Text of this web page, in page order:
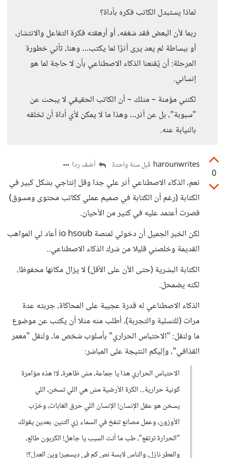
لماذا يستبدل الكاتب فكره بأداة؟
ربما لأن البعض فقد شغفه، أو أرهقته فكرة التفاعل والانتشار،
أو ببساطة لم يعد يرى أثرًا لما يكتب… وهنا، تأتي خطورة
المرحلة: أن يُقنعنا الذكاء الاصطناعي بأن لا حاجة لما هو
إنساني.
لكنني مؤمنة – مثلك – أن الكاتب الحقيقي لا يبحث عن
"سبوبة"، بل عن أثر… وهذا ما لا يمكن لأي أداة أن تخلقه
بالنيابة عنه.
0
harounwrites قبل سنة واحدة أضف ردا
نعم، الذكاء الاصطناعي أثر علي جدا وقل إنتاجي بشكل كبير في
الكتابة (رغم أن الكتابة في صميم عملي ككاتب محتوى ومسوق)
فصرت أعتمد عليه في كثير من الأحيان.
لكن الخبر الجميل أن دخولي لمنصة io hsoub أعاد لي المواهب
القديمة وخلصني قليلا من شرك الذكاء الاصطناعي..
الكتابة البشرية (حتى الآن على الأقل) لا يزال مكانها محفوظا،
لكنه يضمحل.
الذكاء الاصطناعي له قدرة عجيبة على المحاكاة، جربته عدة
مرات (للتسلية والتجربة)، أطلب منه مثلا أن يكتب عن موضوع
ما ولنقل: "الاحتباس الحراري" بأسلوب شخص ما، ولنقل "معمر
القذافي"، وإليكم النتيجة على المباشر:
الاحتباس الحراري هذا يا جماعة، مش ظاهرة، لا! هذه مؤامرة
كونية حرارية... الكرة الأرضية مش هي اللي تسخن، اللي
يسخن هو عقل الإنسان! الإنسان اللي حرق الغابات، وخرّب
الأوزون، وعمل مصانع تنفخ في السماء زي التنين. بعدين يقولك
"الحرارة ترتفع"، طب ما أنت السبب يا جاهل! الكربون طالع،
والمطر نازل، والناس لابسة نص كم في ديسمبر! وين العدل؟!